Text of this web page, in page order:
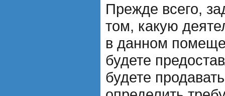
Прежде всего,
том, какую
в данном
будете
будете